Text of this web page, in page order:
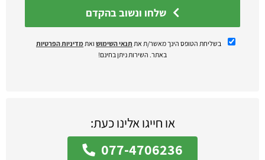
בשליחת הטופס הינך מאשר/ת את תנאי השימוש ואתמדיניות הפרטיות
באתר. השירות ניתן בחינם!
או חייגו אלינו כעת:
077-4706236